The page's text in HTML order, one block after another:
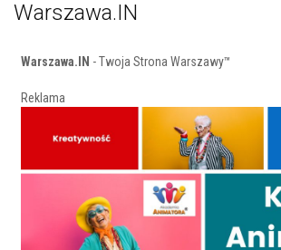
Warszawa.IN
Warszawa.IN - Twoja Strona Warszawy™
Reklama